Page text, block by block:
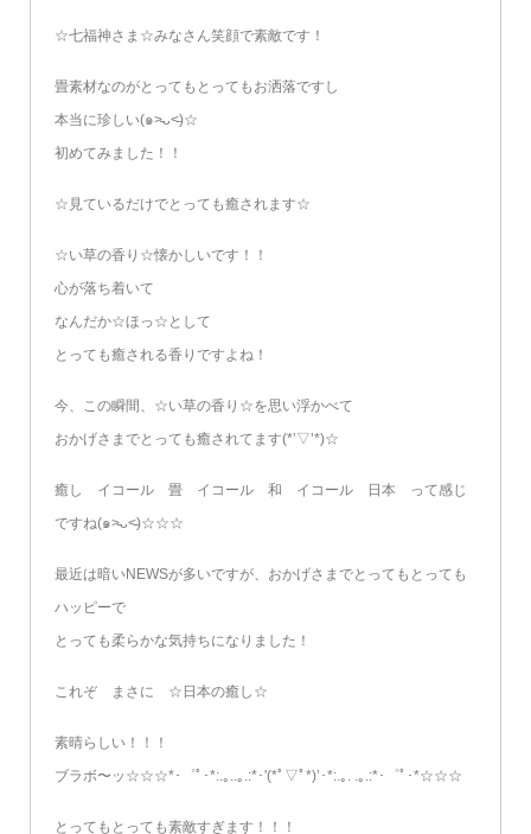
☆七福神さま☆みなさん笑顔で素敵です！
畳素材なのがとってもとってもお洒落ですし
本当に珍しい(๑˃̵ᴗ˂̵)☆
初めてみました！！
☆見ているだけでとっても癒されます☆
☆い草の香り☆懐かしいです！！
心が落ち着いて
なんだか☆ほっ☆として
とっても癒される香りですよね！
今、この瞬間、☆い草の香り☆を思い浮かべて
おかげさまでとっても癒されてます(*’▽’*)☆
癒し イコール 畳 イコール 和 イコール 日本 って感じ
ですね(๑˃̵ᴗ˂̵)☆☆☆
最近は暗いNEWSが多いですが、おかげさまでとってもとっても
ハッピーで
とっても柔らかな気持ちになりました！
これぞ まさに ☆日本の癒し☆
素晴らしい！！！
ブラボ〜ッ☆☆☆*･゜ﾟ･*:.｡..｡.:*･'(*ﾟ▽ﾟ*)’･*:.｡. .｡.:*･゜ﾟ･*☆☆☆
とってもとっても素敵すぎます！！！